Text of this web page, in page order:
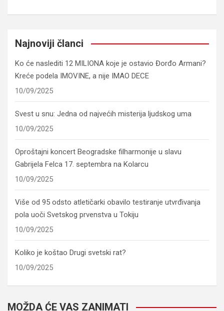
Najnoviji članci
Ko će naslediti 12 MILIONA koje je ostavio Đorđo Armani?
Kreće podela IMOVINE, a nije IMAO DECE
10/09/2025
Svest u snu: Jedna od najvećih misterija ljudskog uma
10/09/2025
Oproštajni koncert Beogradske filharmonije u slavu
Gabrijela Felca 17. septembra na Kolarcu
10/09/2025
Više od 95 odsto atletičarki obavilo testiranje utvrđivanja
pola uoči Svetskog prvenstva u Tokiju
10/09/2025
Koliko je koštao Drugi svetski rat?
10/09/2025
MOŽDA ĆE VAS ZANIMATI